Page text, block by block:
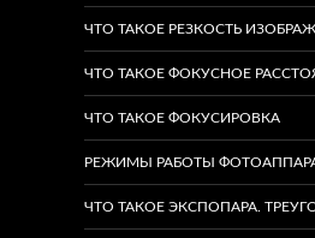
ЧТО ТАКОЕ РЕЗКОСТЬ
ЧТО ТАКОЕ ФОКУСНОЕ
ЧТО ТАКОЕ ФОКУСИРОВКА
РЕЖИМЫ РАБОТЫ
ЧТО ТАКОЕ ЭКСПОПАРА.